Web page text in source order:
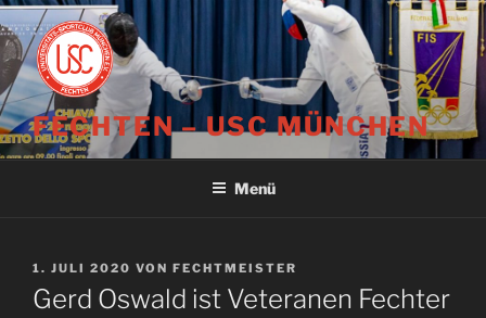
Zum
Inhalt
springen
FECHTEN – USC MÜNCHEN
Menü
VERÖFFENTLICHT
AM
1. JULI 2020 VON FECHTMEISTER
Gerd Oswald ist Veteranen Fechter